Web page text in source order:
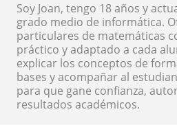
Soy Joan, tengo 18 años y
grado medio de informática.
particulares de matemáticas
práctico y adaptado a cada
explicar los conceptos de
bases y acompañar al
para que gane confianza,
resultados académicos.